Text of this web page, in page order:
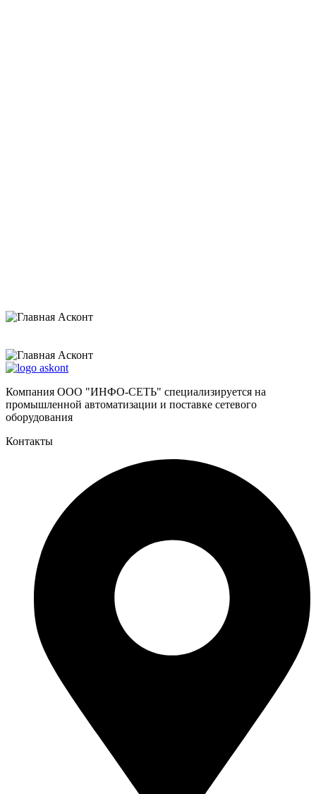
Компания ООО "ИНФО-СЕТЬ" специализируется на
промышленной автоматизации и поставке сетевого
оборудования
Контакты